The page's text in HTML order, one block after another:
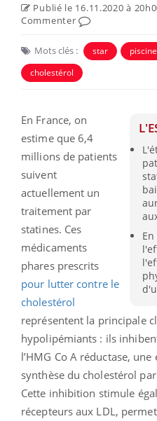
Publié le 16.11.2020 à
Commenter
Mots clés : star piscine
cholestérol
En France, on
estime que 6,4
millions de patients
suivent
actuellement un
traitement par
statines. Ces
médicaments
phares prescrits
pour lutter contre le
cholestérol
représentent la principale
hypolipémiants : ils
l’HMG Co A réductase,
synthèse du cholestérol
Cette inhibition stimule
récepteurs aux LDL,